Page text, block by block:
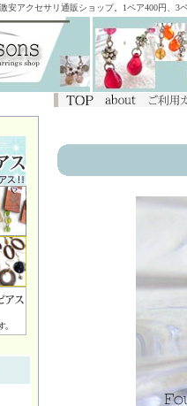
安アクセサリ通販ショップ。1ペア400円、